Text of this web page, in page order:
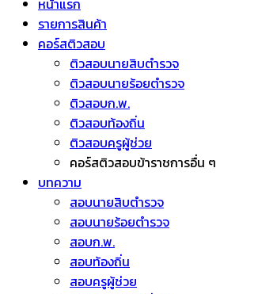
หน้าแรก
รายการสินค้า
คอร์สติวสอบ
ติวสอบนายสิบตำรวจ
ติวสอบนายร้อยตำรวจ
ติวสอบก.พ.
ติวสอบท้องถิ่น
ติวสอบครูผู้ช่วย
คอร์สติวสอบข้าราชการอื่น ๆ
บทความ
สอบนายสิบตำรวจ
สอบนายร้อยตำรวจ
สอบก.พ.
สอบท้องถิ่น
สอบครูผู้ช่วย